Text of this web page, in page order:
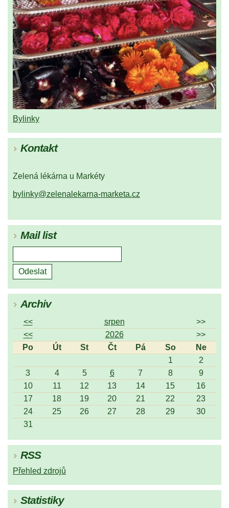
Bylinky
Kontakt
Zelená lékárna u Markéty
bylinky@zelenalekarna-marketa.cz
Mail list
Archiv
<< srpen
>>
<<
2026
>>
Po
Út St Čt Pá So
Ne
1
2
3
4 5 6 7 8
9
10
11 12 13 14 15
16
17
18 19 20 21 22
23
24
25 26 27 28 29
30
31
RSS
Přehled zdrojů
Statistiky